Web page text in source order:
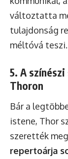
változtatta
tulajdonság
méltóvá teszi.
5. A
Thoron
Bár a
istene, Thor
szerették
repertoárja